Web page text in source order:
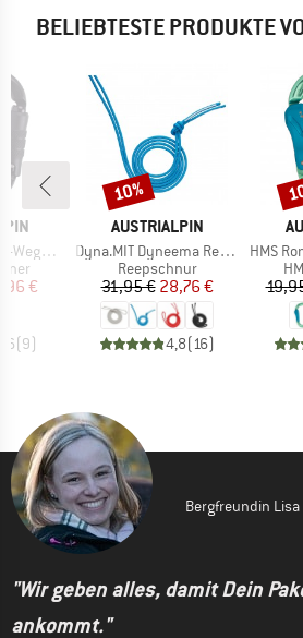
BELIEBTESTE PRODUKTE
Autolock
Preis
€
(9)
MARKE
AUSTRIALPIN
Artikel
Dyna.MIT Dyneema Reepschnur 6mm
Produktgruppe
Reepschnur
Preis
31,95 €reduzierter Preis
28,76 €
4,8(16)
Rabatt
10%
Artikel
HMS
Bergfreundin Lisa
"Wir geben alles, damit Dein
ankommt."